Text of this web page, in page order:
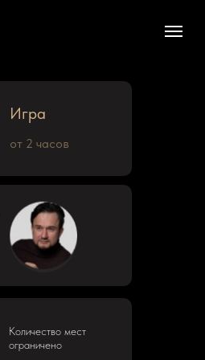
Количество мест
ограничено
Игра
от 2 часов